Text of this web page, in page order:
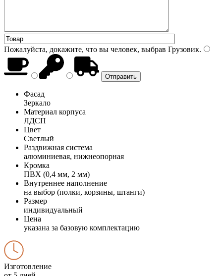
Пожалуйста, докажите, что вы человек, выбрав Грузовик.
Фасад
Зеркало
Материал корпуса
ЛДСП
Цвет
Светлый
Раздвижная система
алюминиевая, нижнеопорная
Кромка
ПВХ (0,4 мм, 2 мм)
Внутреннее наполнение
на выбор (полки, корзины, штанги)
Размер
индивидуальный
Цена
указана за базовую комплектацию
Изготовление